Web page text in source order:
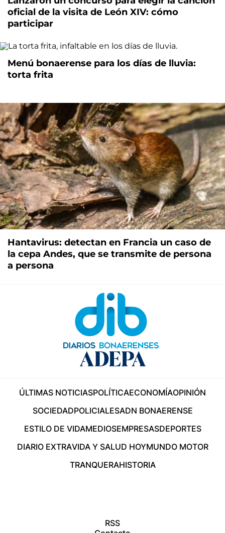
oficial de la visita de León XIV: cómo
participar
Menú bonaerense para los días de lluvia:
torta frita
Hantavirus: detectan en Francia un caso de
la cepa Andes, que se transmite de persona
a persona
ÚLTIMAS NOTICIASPOLÍTICAECONOMÍAOPINIÓN
SOCIEDADPOLICIALESADN BONAERENSE
ESTILO DE VIDAMEDIOSEMPRESASDEPORTES
DIARIO EXTRAVIDA Y SALUD HOYMUNDO MOTOR
TRANQUERAHISTORIA
RSS